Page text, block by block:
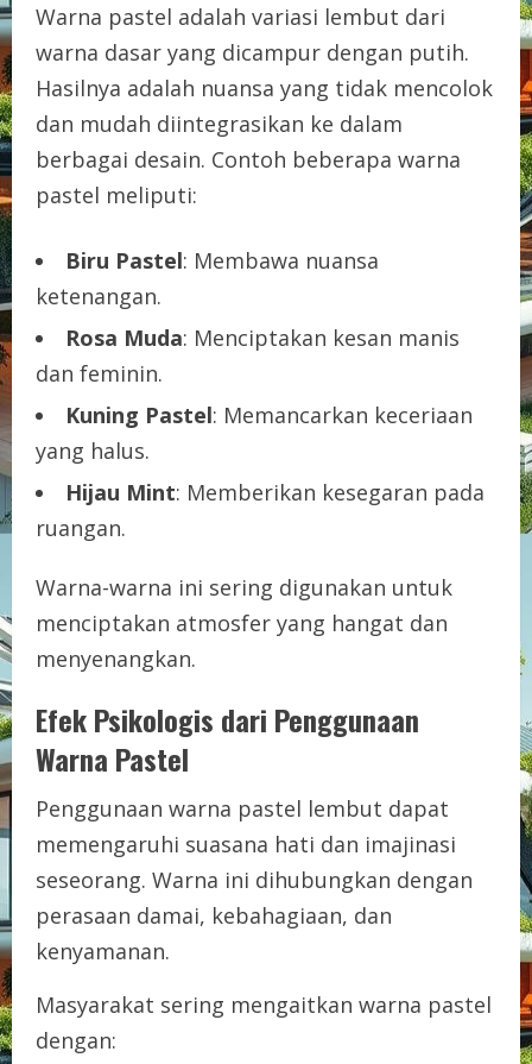
Warna pastel adalah variasi lembut dari
warna dasar yang dicampur dengan putih.
Hasilnya adalah nuansa yang tidak mencolok
dan mudah diintegrasikan ke dalam
berbagai desain. Contoh beberapa warna
pastel meliputi:
Biru Pastel: Membawa nuansa
ketenangan.
Rosa Muda: Menciptakan kesan manis
dan feminin.
Kuning Pastel: Memancarkan keceriaan
yang halus.
Hijau Mint: Memberikan kesegaran pada
ruangan.
Warna-warna ini sering digunakan untuk
menciptakan atmosfer yang hangat dan
menyenangkan.
Efek Psikologis dari Penggunaan
Warna Pastel
Penggunaan warna pastel lembut dapat
memengaruhi suasana hati dan imajinasi
seseorang. Warna ini dihubungkan dengan
perasaan damai, kebahagiaan, dan
kenyamanan.
Masyarakat sering mengaitkan warna pastel
dengan: